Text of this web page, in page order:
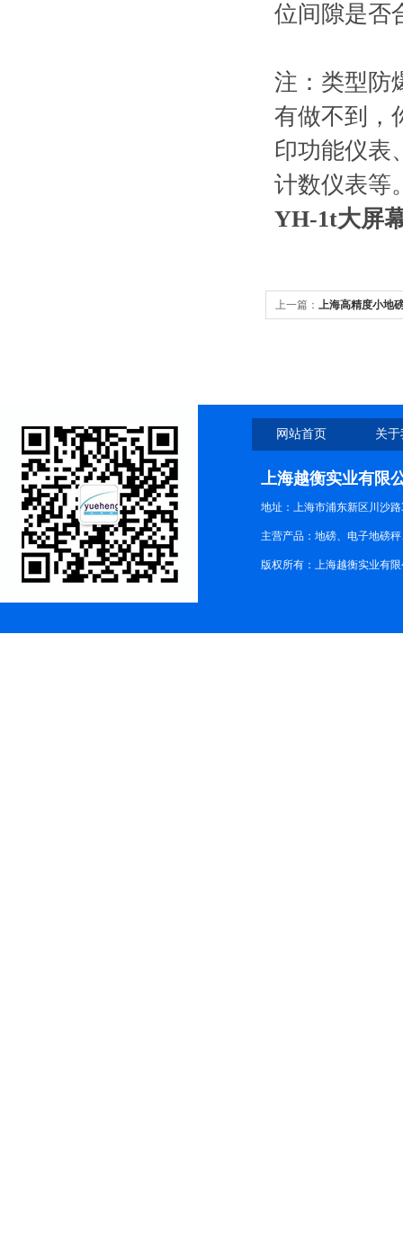
位间隙是否
注：类型防
有做不到，
印功能仪表
计数仪表等
YH-1t大屏
上一篇： 上海高精度小地
网站首页 关
上海越衡实业有限
地址：上海市浦东新区川沙路
主营产品：地磅、电子地磅
版权所有：上海越衡实业有